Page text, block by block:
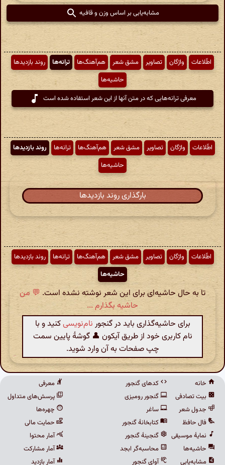
مشابه‌یابی بر اساس وزن و قافیه
اطّلاعات واژگان تصاویر مشق شعر هم‌آهنگ‌ها ترانه‌ها
روند بازدیدها
حاشیه‌ها
معرفی ترانه‌هایی که در متن آنها از این شعر استفاده شده است
اطّلاعات واژگان تصاویر مشق شعر هم‌آهنگ‌ها ترانه‌ها
روند بازدیدها
حاشیه‌ها
بارگذاری روند بازدیدها
اطّلاعات واژگان تصاویر مشق شعر هم‌آهنگ‌ها ترانه‌ها
روند بازدیدها
حاشیه‌ها
تا به حال حاشیه‌ای برای این شعر نوشته نشده است. 💬 من
حاشیه بگذارم ...
برای حاشیه‌گذاری باید در گنجور نام‌نویسیکنید و با
نام کاربری خود از طریق آیکون 👤 گوشهٔ پایین سمت
چپ صفحات به آن وارد شوید.
خانه
بیت تصادفی
جدول شعر
فال حافظ
نمایهٔ موسیقی
حاشیه‌ها
مشابه‌یابی
کدهای گنجور
گنجور رومیزی
ساغر
کتابخانهٔ گنجور
گنجینهٔ گنجور
محاسبه‌گر ابجد
آوای گنجور
معرفی
پرسش‌های متداول
چهره‌ها
حمایت مالی
آمار محتوا
آمار مشارکت
آمار بازدید